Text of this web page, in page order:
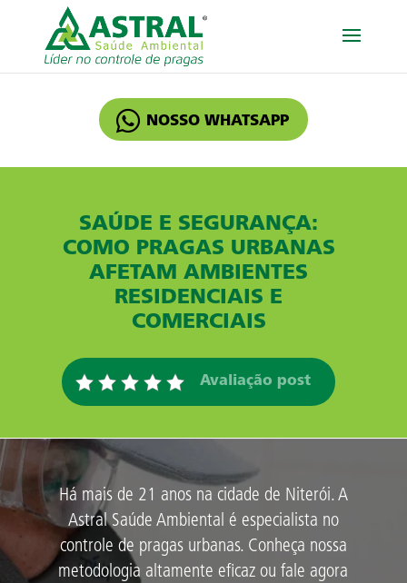
NOSSO WHATSAPP
SAÚDE E SEGURANÇA:
COMO PRAGAS URBANAS
AFETAM AMBIENTES
RESIDENCIAIS E
COMERCIAIS
Avaliação post
Há mais de 21 anos na cidade de Niterói. A
Astral Saúde Ambiental é especialista no
controle de pragas urbanas. Conheça nossa
metodologia altamente eficaz ou fale agora